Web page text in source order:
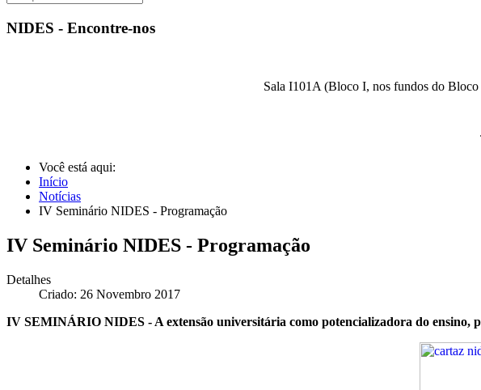
NIDES - Encontre-nos
Sala I101A (Bloco I, nos fundos do
Você está aqui:
Início
Notícias
IV Seminário NIDES - Programação
IV Seminário NIDES - Programação
Detalhes
Criado: 26 Novembro 2017
IV SEMINÁRIO NIDES - A extensão universitária como potencializadora do ensino,